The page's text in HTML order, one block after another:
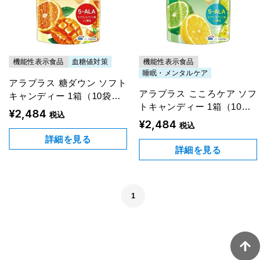
機能性表示食品 血糖値対策
アラプラス 糖ダウン ソフト
キャンディー 1箱（10袋入
り）
¥2,484 税込
詳細を見る
機能性表示食品
睡眠・メンタルケア
アラプラス こころケア ソフ
トキャンディー 1箱（10袋
入り）
¥2,484 税込
詳細を見る
1